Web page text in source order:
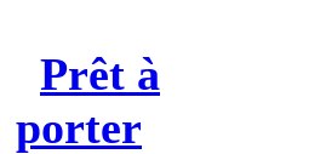
Prêt à
porter